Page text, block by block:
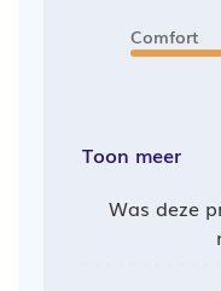
Comfort
Toon meer
Was deze